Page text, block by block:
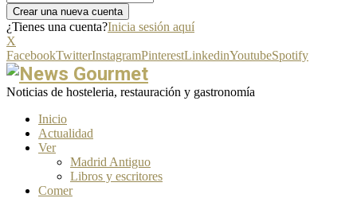
¿Tienes una cuenta?Inicia sesión aquí
X
FacebookTwitterInstagramPinterestLinkedinYoutubeSpotify
Noticias de hosteleria, restauración y gastronomía
Inicio
Actualidad
Ver
Madrid Antiguo
Libros y escritores
Comer